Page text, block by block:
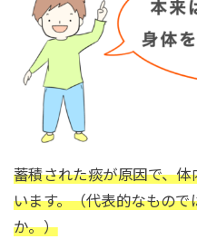
蓄積された痰が原因で、
います。（代表的なもので
か。）